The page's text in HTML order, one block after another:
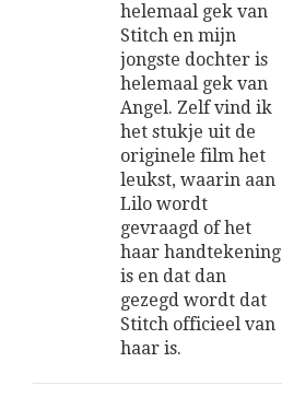
helemaal gek van
Stitch en mijn
jongste dochter is
helemaal gek van
Angel. Zelf vind ik
het stukje uit de
originele film het
leukst, waarin aan
Lilo wordt
gevraagd of het
haar handtekening
is en dat dan
gezegd wordt dat
Stitch officieel van
haar is.